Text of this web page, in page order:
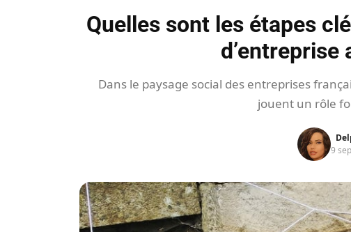
Quelles sont les étapes
d’entreprise
Dans le paysage social des entreprises
jouent un rôle
9